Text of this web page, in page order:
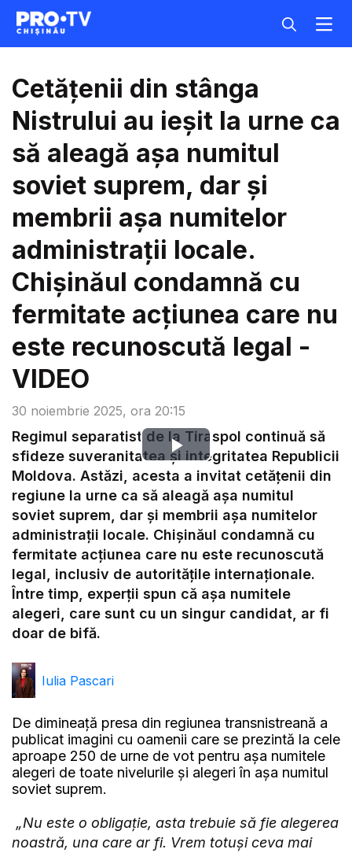
30 noiembrie 2025, ora 20:15
Cetățenii din stânga
Nistrului au ieșit la urne ca
să aleagă așa numitul
soviet suprem, dar și
membrii așa numitelor
administrații locale.
Chișinăul condamnă cu
fermitate acțiunea care nu
este recunoscută legal -
VIDEO
Play
Video
Regimul separatist de la Tiraspol continuă să
sfideze suveranitatea și integritatea Republicii
Moldova. Astăzi, acesta a invitat cetățenii din
regiune la urne ca să aleagă așa numitul
soviet suprem, dar și membrii așa numitelor
administrații locale. Chișinăul condamnă cu
fermitate acțiunea care nu este recunoscută
legal, inclusiv de autoritățile internaționale.
Între timp, experții spun că așa numitele
alegeri, care sunt cu un singur candidat, ar fi
doar de bifă.
Iulia Pascari
De dimineață presa din regiunea transnistreană a
publicat imagini cu oamenii care se prezintă la cele
aproape 250 de urne de vot pentru așa numitele
alegeri de toate nivelurile și alegeri în așa numitul
soviet suprem.
„Nu este o obligație, asta trebuie să fie alegerea
noastră, una care ar fi. Vrem totuși ceva mai